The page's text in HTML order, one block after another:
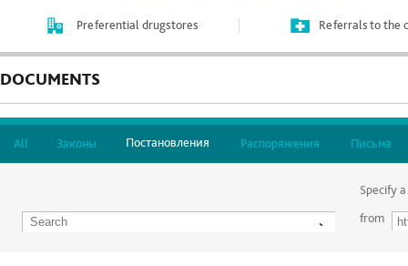
Preferential drugstores Referrals to the
DOCUMENTS
All Законы Постановления Распоряжения Письма
Specify
from